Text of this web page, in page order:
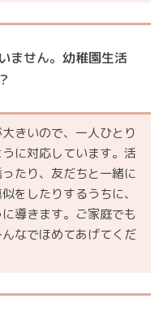
ません。幼稚園生活
きいので、一人ひとり
に対応しています。活
たり、友だちと一緒に
をしたりするうちに、
導きます。ご家庭でも
なでほめてあげてくだ